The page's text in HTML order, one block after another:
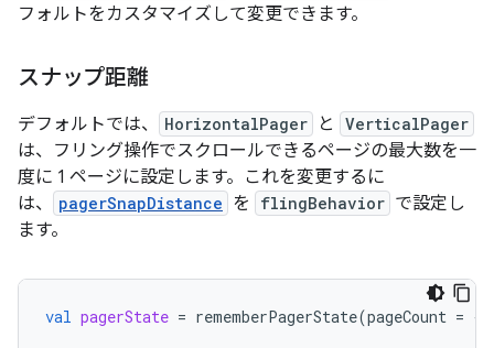
フォルトをカスタマイズして変更できます。
スナップ距離
デフォルトでは、 HorizontalPager と VerticalPager
は、フリング操作でスクロールできるページの最大数を一
度に 1 ページに設定します。これを変更するに
は、
pagerSnapDistance を flingBehavior で設定し
ます。
val pagerState = rememberPagerState(pageCount = {